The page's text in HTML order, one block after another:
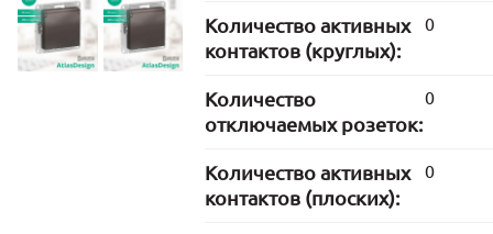
Количество активных
контактов (круглых):
0
Количество
отключаемых розеток:
0
Количество активных
контактов (плоских):
0